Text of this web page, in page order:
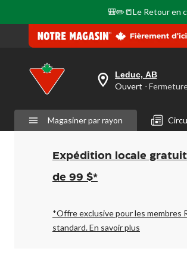
🎒✏️📒Le Retour en
votre
est
Leduc,
AB,
Ouvert,
Fermeture
à
pour
changer
Leduc, AB
Ouvert
Magasiner par rayon
Expédition locale
de 99 $*
*Offre exclusive pour les membres
standard.En savoir plus